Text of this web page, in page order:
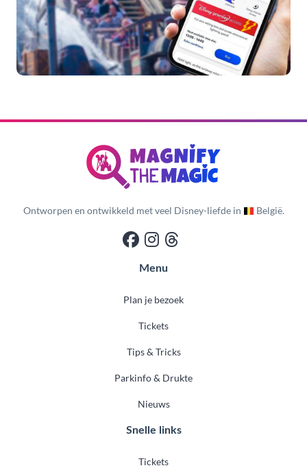
Ontworpen en ontwikkeld met veel Disney-liefde in België.
Menu
Plan je bezoek
Tickets
Tips & Tricks
Parkinfo & Drukte
Nieuws
Snelle links
Tickets